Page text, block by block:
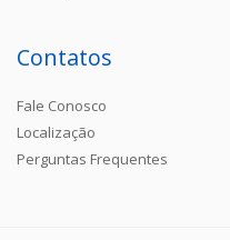
Contatos
Fale Conosco
Localização
Perguntas Frequentes